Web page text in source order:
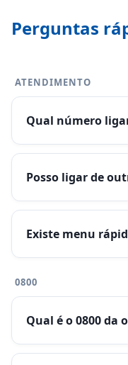
Perguntas
ATENDIMENTO
Qual número
Posso ligar de
Existe menu
0800
Qual é o 0800 da